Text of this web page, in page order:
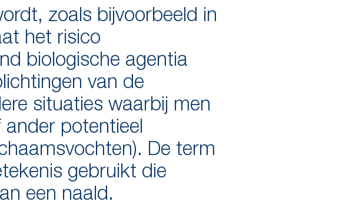
zoals bijvoorbeeld in
het risico
biologische agentia
van de
situaties waarbij men
potentieel
De term
gebruikt die
een naald.